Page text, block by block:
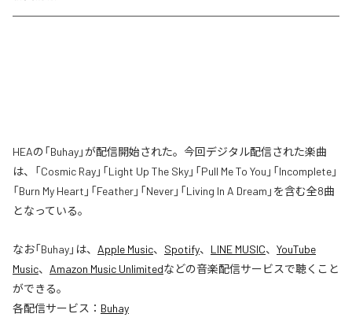
HEAの「Buhay」が配信開始された。今回デジタル配信された楽曲
は、「Cosmic Ray」「Light Up The Sky」「Pull Me To You」「Incomplete」
「Burn My Heart」「Feather」「Never」「Living In A Dream」を含む全8曲
となっている。
なお「Buhay」は、 Apple Music、 Spotify、 LINE MUSIC、 YouTube
Music、 Amazon Music Unlimitedなどの音楽配信サービスで聴くこと
ができる。
各配信サービス： Buhay